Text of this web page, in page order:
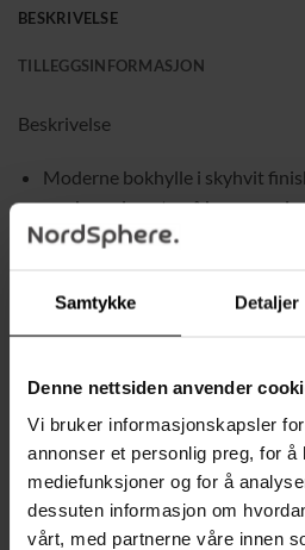
Samtykke Detaljer
Denne nettsiden anvender
Vi bruker informasjonskapsler
annonser et personlig preg, for å
mediefunksjoner og for å
dessuten informasjon om
vårt, med partnerne våre innen
BESKRIVELSE
TILLEGGSINFORMASJON
Beskrivelse
Moderne bokhylle i skyhvit
oppbevaring uten å
potteplanter og dekorasjoner
enkel montering av bakplate,
Gjennomført finish med
klistremerker som skjuler
helhetsinntrykk